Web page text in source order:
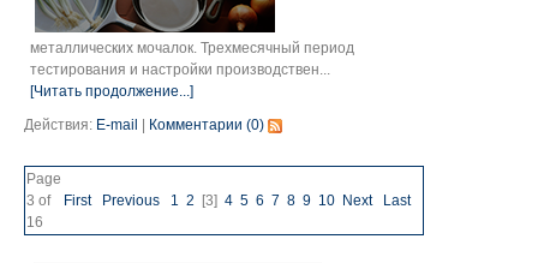
металлических мочалок. Трехмесячный период
тестирования и настройки производствен...
[Читать продолжение...]
Действия: E-mail | Комментарии (0)
Page
3 of
16
First Previous 1 2 [3] 4 5 6 7 8 9 10 Next Last